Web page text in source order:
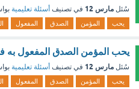
سُئل مارس 12 في تصنيف أسئلة تعليمية
يحب المؤمن الصدق المفعول
يحب المؤمن الصدق المفعول به
سُئل مارس 12 في تصنيف أسئلة تعليمية
يحب المؤمن الصدق المفعول